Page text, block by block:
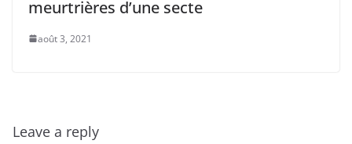
meurtrières d’une secte
août 3, 2021
Leave a reply